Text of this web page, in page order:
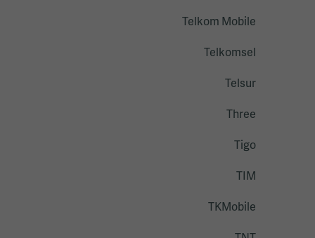
Telkom Mobile
Telkomsel
Telsur
Three
Tigo
TIM
TKMobile